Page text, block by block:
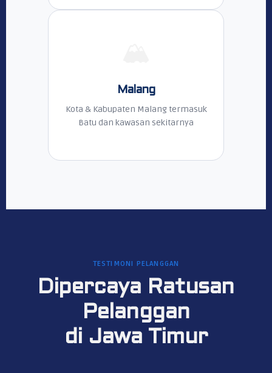
Malang
Kota & Kabupaten Malang termasuk
Batu dan kawasan sekitarnya
TESTIMONI PELANGGAN
Dipercaya Ratusan
Pelanggan
di Jawa Timur